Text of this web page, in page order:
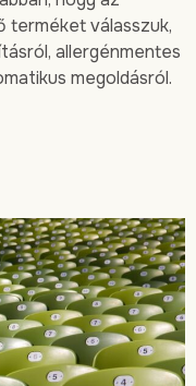
terméket válasszuk,
allergénmentes
megoldásról.